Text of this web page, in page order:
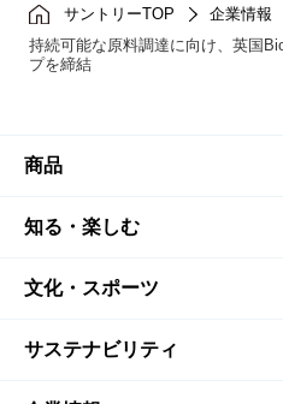
サントリーTOP 企業情報
持続可能な原料調達に向け、英国
プを締結
商品
商品TOP
商品一覧
商品発売情報
知る・楽しむ
知る・楽しむTOP
キャンペーン
文化・スポーツ
文化・スポーツTOP
サステナビリティ